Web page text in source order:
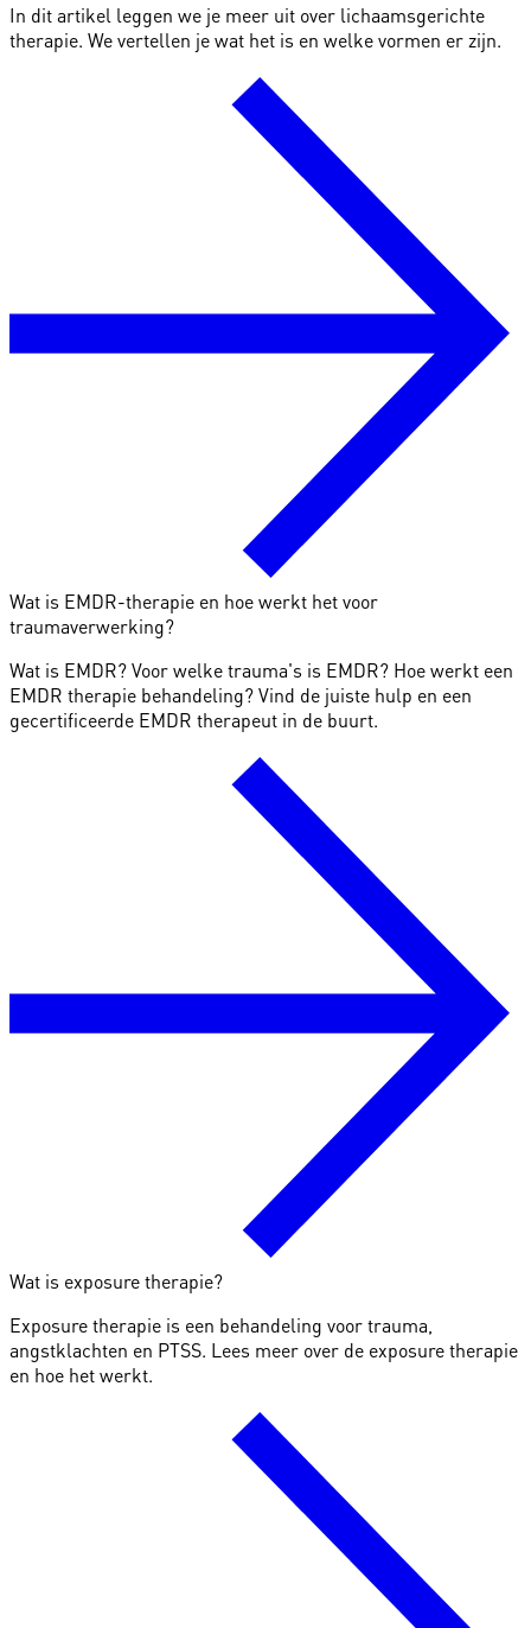
In dit artikel leggen we je meer uit over lichaamsgerichte
therapie. We vertellen je wat het is en welke vormen er zijn.
Wat is EMDR-therapie en hoe werkt het voor
traumaverwerking?
Wat is EMDR? Voor welke trauma's is EMDR? Hoe werkt een
EMDR therapie behandeling? Vind de juiste hulp en een
gecertificeerde EMDR therapeut in de buurt.
Wat is exposure therapie?
Exposure therapie is een behandeling voor trauma,
angstklachten en PTSS. Lees meer over de exposure therapie
en hoe het werkt.